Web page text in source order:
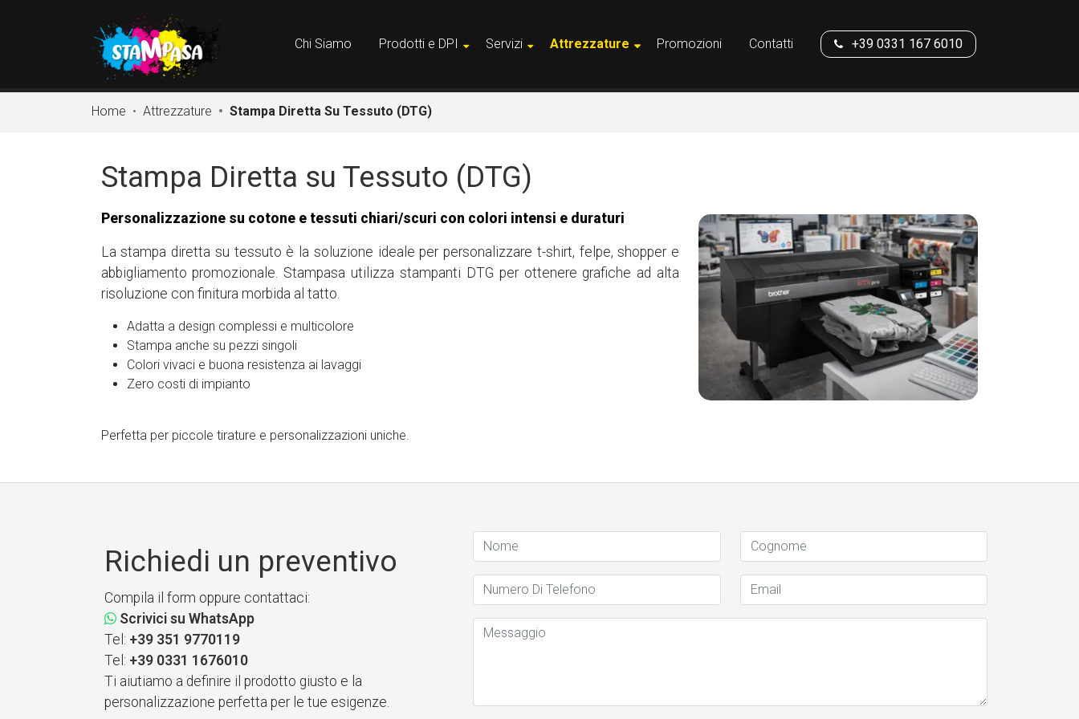
Chi Siamo Prodotti e DPI Servizi Attrezzature Promozioni Contatti +39 0331 167 6010
Home Attrezzature Stampa Diretta Su Tessuto (DTG)
Stampa Diretta su Tessuto (DTG)
Personalizzazione su cotone e tessuti chiari/scuri con colori intensi e duraturi
La stampa diretta su tessuto è la soluzione ideale per personalizzare t-shirt, felpe, shopper e
abbigliamento promozionale. Stampasa utilizza stampanti DTG per ottenere grafiche ad alta
risoluzione con finitura morbida al tatto.
Adatta a design complessi e multicolore
Stampa anche su pezzi singoli
Colori vivaci e buona resistenza ai lavaggi
Zero costi di impianto
Perfetta per piccole tirature e personalizzazioni uniche.
Richiedi un preventivo
Compila il form oppure contattaci:
Scrivici su WhatsApp
Tel: +39 351 9770119
Tel: +39 0331 1676010
Ti aiutiamo a definire il prodotto giusto e la
personalizzazione perfetta per le tue esigenze.